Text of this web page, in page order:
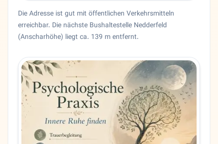
Die Adresse ist gut mit öffentlichen Verkehrsmitteln
erreichbar. Die nächste Bushaltestelle Nedderfeld
(Anscharhöhe) liegt ca. 139 m entfernt.
Psychologe Roya Emami in Hamburg, Hamburg. 🧠
Bundesland
Hamburg
Stadt
Hamburg
Adresse
Nedderfeld 110K